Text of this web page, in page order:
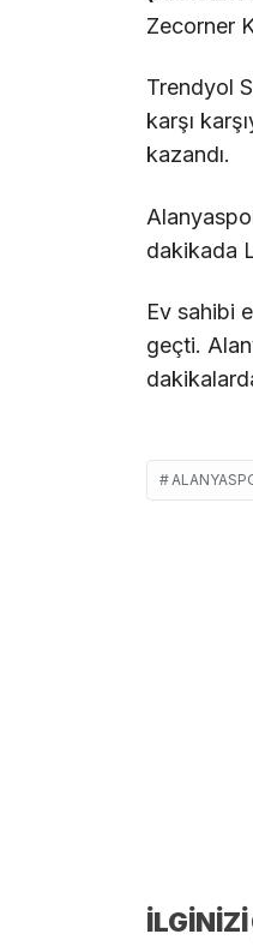
Zecorner
Trendyol
karşı
kazandı.
dakikada
Ev sahibi
geçti.
İLGİNİZİ